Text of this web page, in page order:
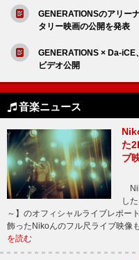
GENERATIONSのアリー
タリー映画の公開を発表
GENERATIONS × Da-
ビデオ公開
音楽ニュース
た
ブ
し
～】のオフィシャルライブレポー
飾ったNikoんのフル尺ライブ映
を読む